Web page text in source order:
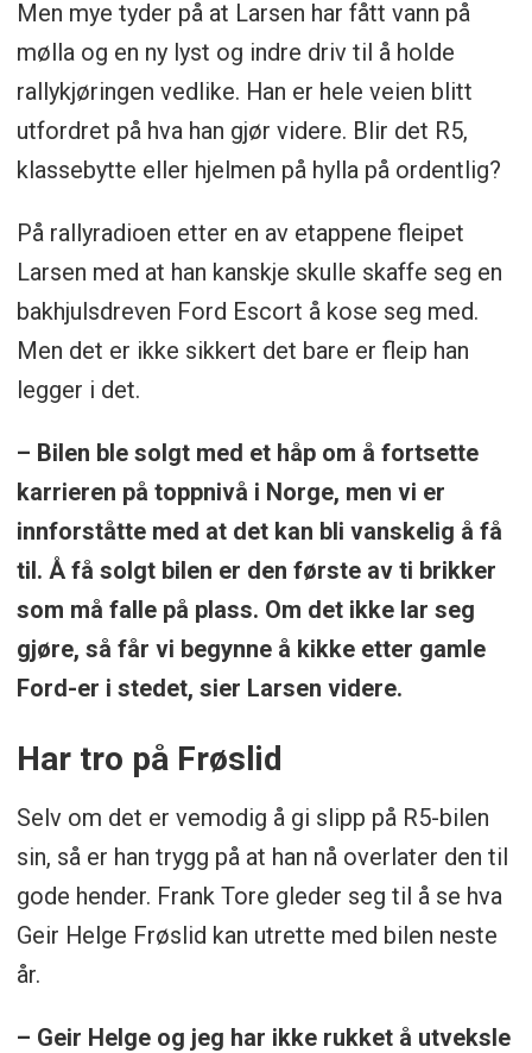
Men mye tyder på at Larsen har fått vann på
mølla og en ny lyst og indre driv til å holde
rallykjøringen vedlike. Han er hele veien blitt
utfordret på hva han gjør videre. Blir det R5,
klassebytte eller hjelmen på hylla på ordentlig?
På rallyradioen etter en av etappene fleipet
Larsen med at han kanskje skulle skaffe seg en
bakhjulsdreven Ford Escort å kose seg med.
Men det er ikke sikkert det bare er fleip han
legger i det.
– Bilen ble solgt med et håp om å fortsette
karrieren på toppnivå i Norge, men vi er
innforståtte med at det kan bli vanskelig å få
til. Å få solgt bilen er den første av ti brikker
som må falle på plass. Om det ikke lar seg
gjøre, så får vi begynne å kikke etter gamle
Ford-er i stedet, sier Larsen videre.
Har tro på Frøslid
Selv om det er vemodig å gi slipp på R5-bilen
sin, så er han trygg på at han nå overlater den til
gode hender. Frank Tore gleder seg til å se hva
Geir Helge Frøslid kan utrette med bilen neste
år.
– Geir Helge og jeg har ikke rukket å utveksle